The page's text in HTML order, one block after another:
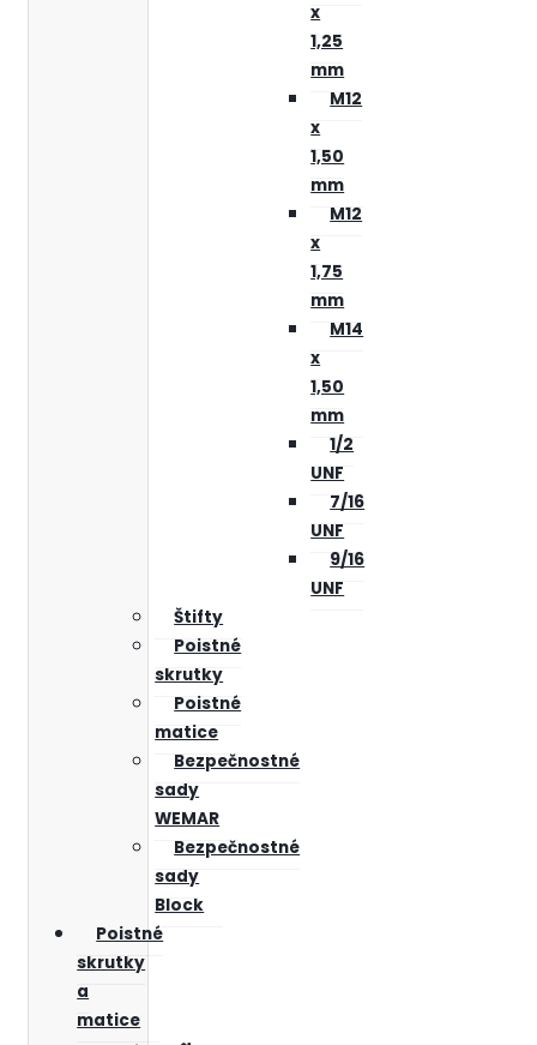
x
1,25
mm
M12
x
1,50
mm
M12
x
1,75
mm
M14
x
1,50
mm
1/2
UNF
7/16
UNF
9/16
UNF
Štifty
Poistné
skrutky
Poistné
matice
Bezpečnostné
sady
WEMAR
Bezpečnostné
sady
Block
Poistné
skrutky
a
matice